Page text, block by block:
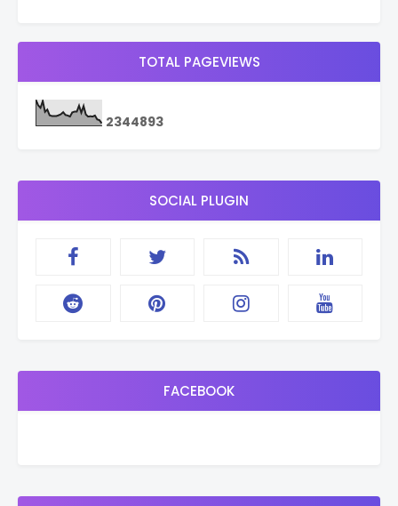
TOTAL PAGEVIEWS
2344893
SOCIAL PLUGIN
FACEBOOK